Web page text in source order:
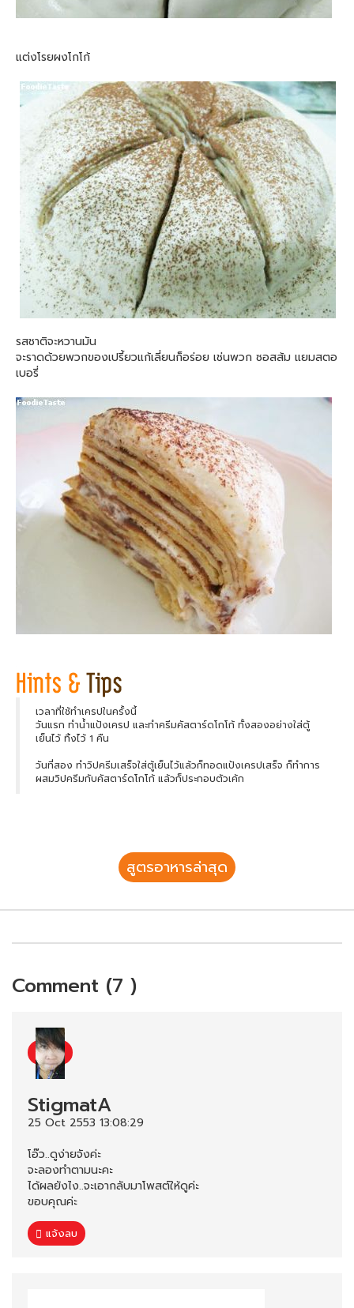
แต่งโรยผงโกโก้
รสชาติจะหวานมัน
จะราดด้วยพวกของเปรี้ยวแก้เลี่ยนก็อร่อย เช่นพวก ซอสส้ม แยมสตอ
เบอรี่
เวลาที่ใช้ทำเครปในครั้งนี้
วันแรก ทำน้ำแป้งเครป และทำครีมคัสตาร์ดโกโก้ ทั้งสองอย่างใส่ตู้
เย็นไว้ ทิ้งไว้ 1 คืน
วันที่สอง ทำวิปครีมเสร็จใส่ตู้เย็นไว้แล้วก็ทอดแป้งเครปเสร็จ ก็ทำการ
ผสมวิปครีมกับคัสตาร์ดโกโก้ แล้วก็ประกอบตัวเค้ก
สูตรอาหารล่าสุด
Comment (7 )
StigmatA
25 Oct 2553 13:08:29
โอ๊ว..ดูง่ายจังค่ะ
จะลองทำตามนะคะ
ได้ผลยังไง..จะเอากลับมาโพสต์ให้ดูค่ะ
ขอบคุณค่ะ
แจ้งลบ